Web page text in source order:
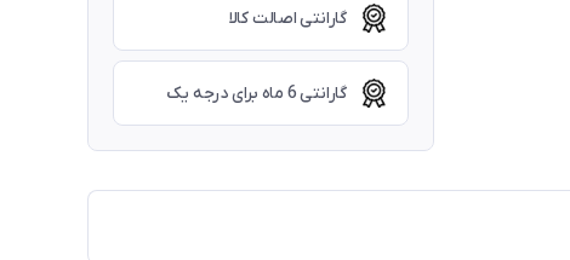
گارانتی اصالت کالا
گارانتی 6 ماه برای درجه یک